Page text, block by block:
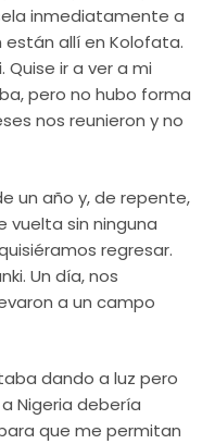
inmediatamente a
están allí en Kolofata.
Quise ir a ver a mi
pero no hubo forma
nos reunieron y no
un año y, de repente,
vuelta sin ninguna
regresar.
Un día, nos
a un campo
dando a luz pero
Nigeria debería
que me permitan